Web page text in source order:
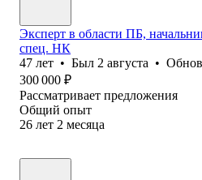
Эксперт в области ПБ,
спец. НК
47 лет • Был 2 августа •
300 000 ₽
Рассматривает предложения
Общий опыт
26 лет 2 месяца